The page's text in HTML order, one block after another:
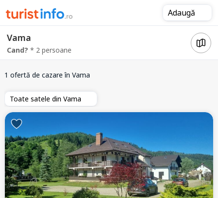
Adaugă
Vama
Cand? * 2 persoane
1 ofertă de cazareîn Vama
Toate satele din Vama